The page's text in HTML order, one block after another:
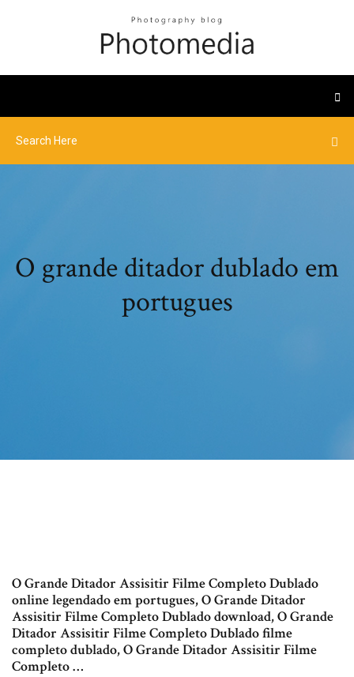
O grande ditador dublado em
portugues
O Grande Ditador Assisitir Filme Completo Dublado
online legendado em portugues, O Grande Ditador
Assisitir Filme Completo Dublado download, O Grande
Ditador Assisitir Filme Completo Dublado filme
completo dublado, O Grande Ditador Assisitir Filme
Completo …